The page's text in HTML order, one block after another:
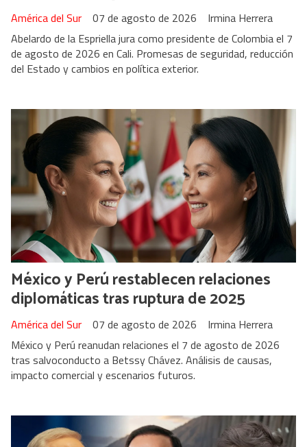
Irmina Herrera
América del Sur
07 de agosto de 2026
Abelardo de la Espriella jura como presidente de Colombia el 7
de agosto de 2026 en Cali. Promesas de seguridad, reducción
del Estado y cambios en política exterior.
México y Perú restablecen relaciones
diplomáticas tras ruptura de 2025
Irmina Herrera
América del Sur
07 de agosto de 2026
México y Perú reanudan relaciones el 7 de agosto de 2026
tras salvoconducto a Betssy Chávez. Análisis de causas,
impacto comercial y escenarios futuros.